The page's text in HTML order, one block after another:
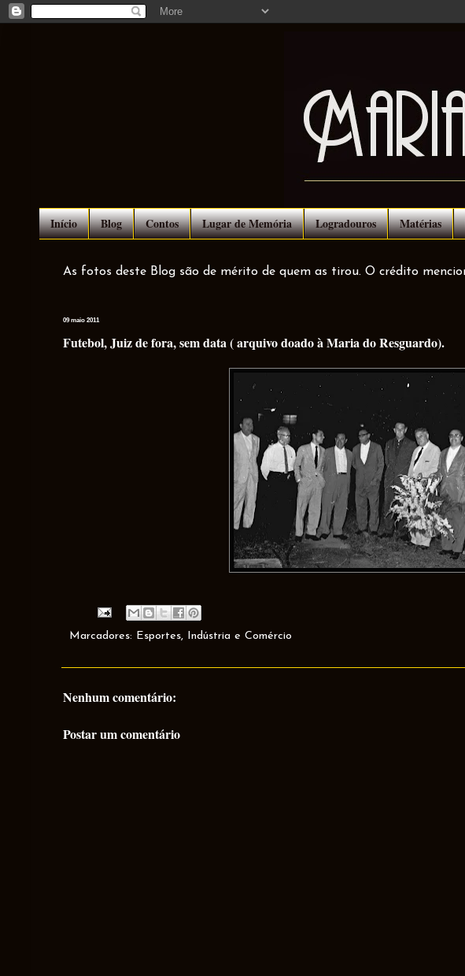
Início Blog Contos Lugar de Memória Logradouros Matérias
As fotos deste Blog são de mérito de quem as tirou. O crédito
09 maio 2011
Futebol, Juiz de fora, sem data ( arquivo doado à Maria do Resguardo).
Marcadores: Esportes, Indústria e Comércio
Nenhum comentário:
Postar um comentário